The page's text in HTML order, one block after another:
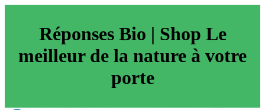
Réponses Bio | Shop Le
meilleur de la nature à votre
porte